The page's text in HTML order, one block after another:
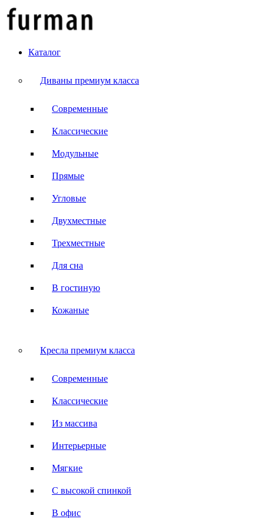
Каталог
Диваны премиум класса
Современные
Классические
Модульные
Прямые
Угловые
Двухместные
Трехместные
Для сна
В гостиную
Кожаные
Кресла премиум класса
Современные
Классические
Из массива
Интерьерные
Мягкие
С высокой спинкой
В офис